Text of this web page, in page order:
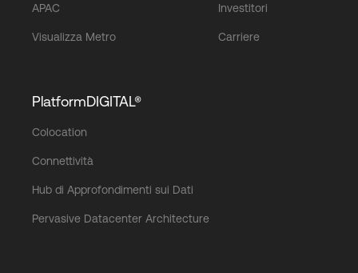
APAC
Visualizza Metro
Investitori
Carriere
PlatformDIGITAL®
Colocation
Connettività
Hub di Approfondimenti sui Dati
Pervasive Datacenter Architecture